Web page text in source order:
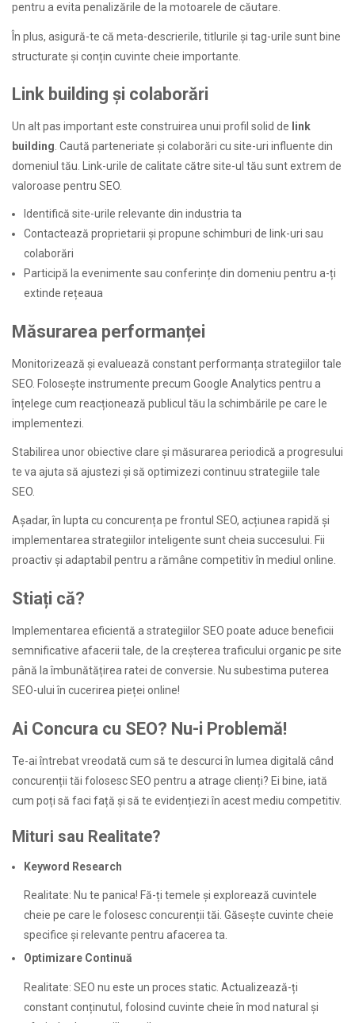
pentru a evita penalizările de la motoarele de căutare.
În plus, asigură-te că meta-descrierile, titlurile și tag-urile sunt bine
structurate și conțin cuvinte cheie importante.
Link building și colaborări
Un alt pas important este construirea unui profil solid de link
building. Caută parteneriate și colaborări cu site-uri influente din
domeniul tău. Link-urile de calitate către site-ul tău sunt extrem de
valoroase pentru SEO.
Identifică site-urile relevante din industria ta
Contactează proprietarii și propune schimburi de link-uri sau
colaborări
Participă la evenimente sau conferințe din domeniu pentru a-ți
extinde rețeaua
Măsurarea performanței
Monitorizează și evaluează constant performanța strategiilor tale
SEO. Folosește instrumente precum Google Analytics pentru a
înțelege cum reacționează publicul tău la schimbările pe care le
implementezi.
Stabilirea unor obiective clare și măsurarea periodică a progresului
te va ajuta să ajustezi și să optimizezi continuu strategiile tale
SEO.
Așadar, în lupta cu concurența pe frontul SEO, acțiunea rapidă și
implementarea strategiilor inteligente sunt cheia succesului. Fii
proactiv și adaptabil pentru a rămâne competitiv în mediul online.
Stiați că?
Implementarea eficientă a strategiilor SEO poate aduce beneficii
semnificative afacerii tale, de la creșterea traficului organic pe site
până la îmbunătățirea ratei de conversie. Nu subestima puterea
SEO-ului în cucerirea pieței online!
Ai Concura cu SEO? Nu-i Problemă!
Te-ai întrebat vreodată cum să te descurci în lumea digitală când
concurenții tăi folosesc SEO pentru a atrage clienți? Ei bine, iată
cum poți să faci față și să te evidențiezi în acest mediu competitiv.
Mituri sau Realitate?
Keyword Research
Realitate: Nu te panica! Fă-ți temele și explorează cuvintele
cheie pe care le folosesc concurenții tăi. Găsește cuvinte cheie
specifice și relevante pentru afacerea ta.
Optimizare Continuă
Realitate: SEO nu este un proces static. Actualizează-ți
constant conținutul, folosind cuvinte cheie în mod natural și